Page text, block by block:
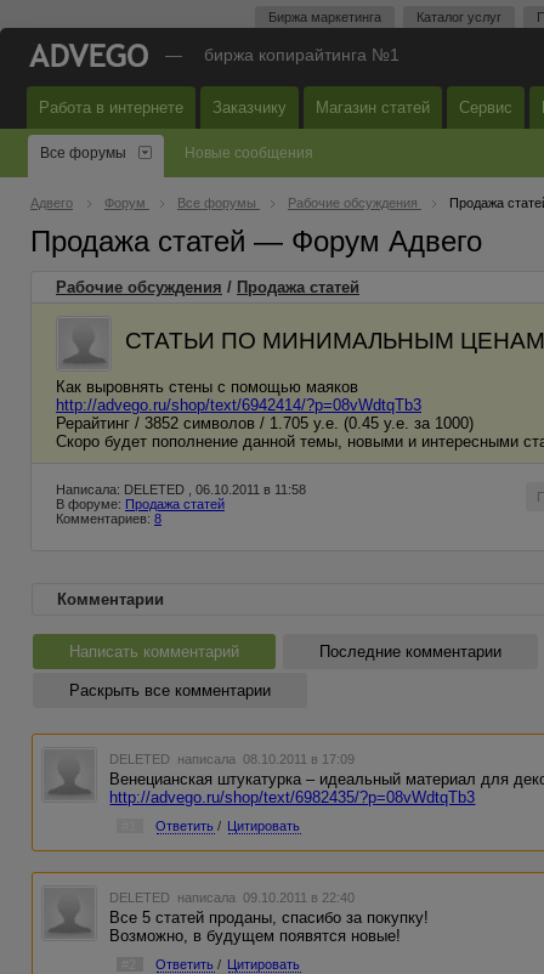
Биржа маркетинга Каталог услуг
— биржа копирайтинга №1
Работа в интернете Заказчику Магазин статей Сервис
Все форумы Новые сообщения
Адвего Форум Все форумы Рабочие обсуждения Продажа
Продажа статей — Форум Адвего
Рабочие обсуждения / Продажа статей
СТАТЬИ ПО МИНИМАЛЬНЫМ ЦЕНАМ
Как выровнять стены с помощью маяков
http://advego.ru/shop/text/6942414/?p=08vWdtqTb3
Рерайтинг / 3852 символов / 1.705 у.е. (0.45 у.е. за 1000)
Скоро будет пополнение данной темы, новыми и интересными
Написала: DELETED , 06.10.2011 в 11:58
В форуме: Продажа статей
Комментариев: 8
Комментарии
Написать комментарий Последние комментарии
Раскрыть все комментарии
DELETED написала 08.10.2011 в 17:09
Венецианская штукатурка – идеальный материал для
http://advego.ru/shop/text/6982435/?p=08vWdtqTb3
Ответить / Цитировать
DELETED написала 09.10.2011 в 22:40
Все 5 статей проданы, спасибо за покупку!
Возможно, в будущем появятся новые!
Ответить / Цитировать